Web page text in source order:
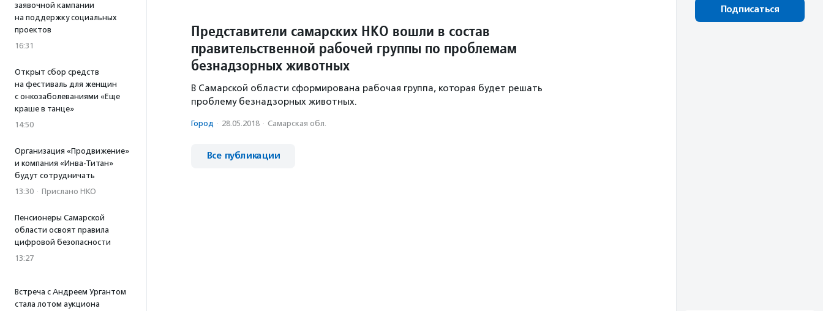
заявочной кампании
на поддержку социальных
проектов
16:31
Открыт сбор средств
на фестиваль для женщин
с онкозаболеваниями «Еще
краше в танце»
14:50
Организация «Продвижение»
и компания «Инва-Титан»
будут сотрудничать
13:30 · Прислано НКО
Пенсионеры Самарской
области освоят правила
цифровой безопасности
13:27
Встреча с Андреем Ургантом
стала лотом аукциона
Представители самарских НКО вошли в состав
правительственной рабочей группы по проблемам
безнадзорных животных
В Самарской области сформирована рабочая группа, которая будет решать
проблему безнадзорных животных.
Город · 28.05.2018 · Самарская обл.
Все публикации
Подписаться